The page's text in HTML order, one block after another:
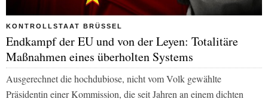
KONTROLLSTAAT BRÜSSEL
Endkampf der EU und von der Leyen: Totalitäre
Maßnahmen eines überholten Systems
Ausgerechnet die hochdubiose, nicht vom Volk gewählte
Präsidentin einer Kommission, die seit Jahren an einem dichten